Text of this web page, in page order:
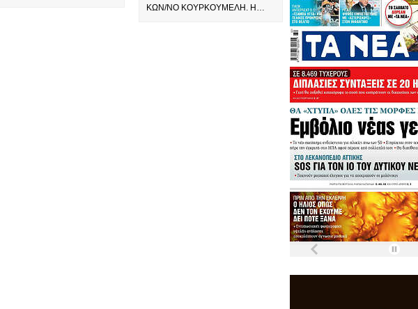
ΚΩΝ/ΝΟ ΚΟΥΡΚΟΥΜΕΛΗ. Η…